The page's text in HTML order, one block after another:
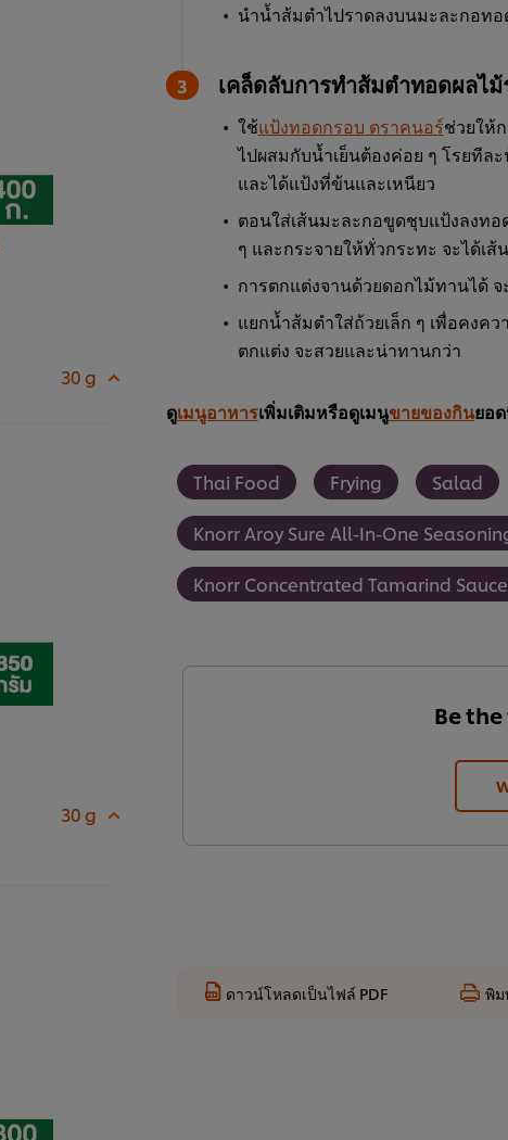
30 g
30 g
นำน้ำส้มตำไปราดลงบนมะละกอท
เคล็ดลับการทำส้มตำทอดผลไม้
ใช้แป้งทอดกรอบ ตราคนอร์ช่วยให้
ไปผสมกับน้ำเย็นต้องค่อย ๆ โรยทีล
และได้แป้งที่ข้นและเหนียว
ตอนใส่เส้นมะละกอขูดชุบแป้งลงท
ๆ และกระจายให้ทั่วกระทะ จะได้เ
การตกแต่งจานด้วยดอกไม้ทานได้
แยกน้ำส้มตำใส่ถ้วยเล็ก ๆ เพื่อคงค
ตกแต่ง จะสวยและน่าทานกว่า
ดูเมนูอาหารเพิ่มเติมหรือดูเมนูขายของกินยอ
Thai Food Frying Salad
Knorr Aroy Sure All-In-One
Knorr Concentrated Tamarind Sauce
Be
ดาวน์โหลดเป็นไฟล์ PDF พิม